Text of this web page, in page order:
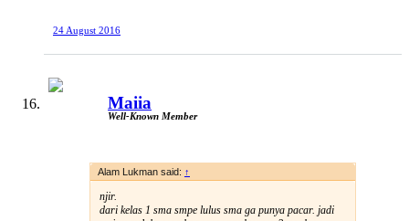
24 August 2016
Maiia
Well-Known Member
Alam Lukman said: ↑
njir.
dari kelas 1 sma smpe lulus sma ga punya pacar. jadi